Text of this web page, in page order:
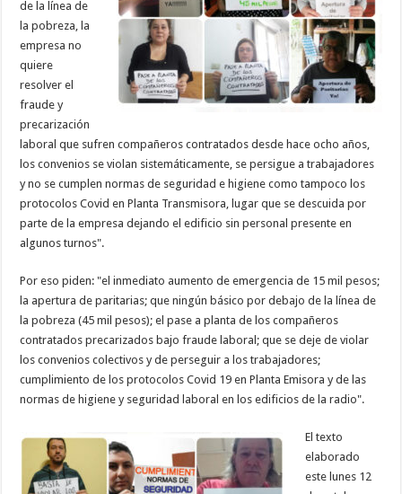
de la línea de
la pobreza, la
empresa no
quiere
resolver el
fraude y
precarización
laboral que sufren compañeros contratados desde hace ocho años,
los convenios se violan sistemáticamente, se persigue a trabajadores
y no se cumplen normas de seguridad e higiene como tampoco los
protocolos Covid en Planta Transmisora, lugar que se descuida por
parte de la empresa dejando el edificio sin personal presente en
algunos turnos".
Por eso piden: "el inmediato aumento de emergencia de 15 mil pesos;
la apertura de paritarias; que ningún básico por debajo de la línea de
la pobreza (45 mil pesos); el pase a planta de los compañeros
contratados precarizados bajo fraude laboral; que se deje de violar
los convenios colectivos y de perseguir a los trabajadores;
cumplimiento de los protocolos Covid 19 en Planta Emisora y de las
normas de higiene y seguridad laboral en los edificios de la radio".
El texto
elaborado
este lunes 12